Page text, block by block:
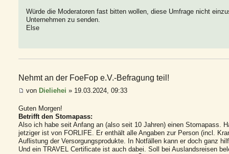
Würde die Moderatoren fast bitten wollen, diese Umfrage nicht
Unternehmen zu senden.
Else
Nehmt an der FoeFop e.V.-Befragung teil!
von Dieliehei » 19.03.2024, 09:33
Guten Morgen!
Betrifft den Stomapass:
Also ich habe seit Anfang an (also seit 10 Jahren) einen Stomapass.
jetziger ist von FORLIFE. Er enthält alle Angaben zur Person (incl.
Auflistung der Versorgungsprodukte. In Notfällen kann er doch ganz
Und ein TRAVEL Certificate ist auch dabei. Soll bei Auslandsreisen